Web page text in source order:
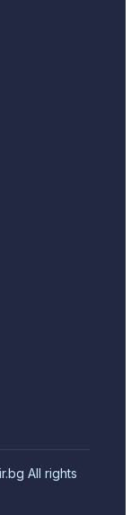
All rights